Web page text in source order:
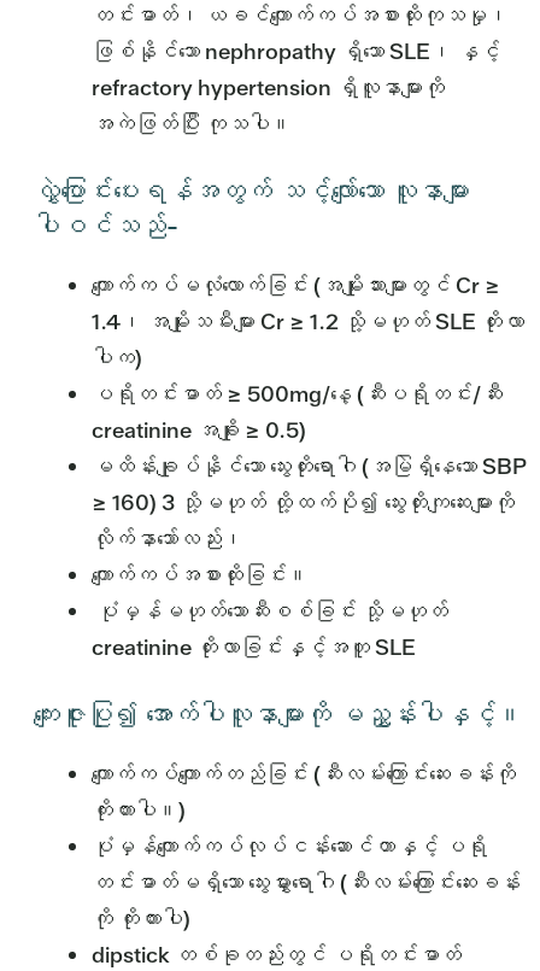
တင်းဓာတ်၊ ယခင်ကျောက်ကပ်အစားထိုးကုသမှု၊
ဖြစ်နိုင်သော nephropathy ရှိသော SLE၊ နှင့်
refractory hypertension ရှိလူနာများကို
အကဲဖြတ်ပြီး ကုသပါ။
လွှဲပြောင်းပေးရန်အတွက် သင့်လျော်သော လူနာများ
ပါဝင်သည်-
ကျောက်ကပ်မလုံလောက်ခြင်း (အမျိုးသားများတွင် Cr ≥
1.4၊ အမျိုးသမီးများ Cr ≥ 1.2 သို့မဟုတ် SLE တိုးလာ
ပါက)
ပရိုတင်းဓာတ် ≥ 500mg/နေ့ (ဆီးပရိုတင်း/ဆီး
creatinine အချိုး ≥ 0.5)
မထိန်းချုပ်နိုင်သော သွေးတိုးရောဂါ (အမြဲရှိနေသော SBP
≥ 160) 3 သို့မဟုတ် ထို့ထက်ပို၍ သွေးတိုးကျဆေးများကို
လိုက်နာသော်လည်း၊
ကျောက်ကပ်အစားထိုးခြင်း။
ပုံမှန်မဟုတ်သောဆီးစစ်ခြင်း သို့မဟုတ်
creatinine တိုးလာခြင်းနှင့်အတူ SLE
ကျေးဇူးပြု၍ အောက်ပါလူနာများကို မညွှန်းပါနှင့်။
ကျောက်ကပ်ကျောက်တည်ခြင်း (ဆီးလမ်းကြောင်းဆေးခန်းကို
ကိုးကားပါ။)
ပုံမှန်ကျောက်ကပ်လုပ်ငန်းဆောင်တာနှင့် ပရို
တင်းဓာတ်မရှိသော သွေးမွှားရောဂါ (ဆီးလမ်းကြောင်းဆေးခန်း
ကို ကိုးကားပါ)
dipstick တစ်ခုတည်းတွင် ပရိုတင်းဓာတ်